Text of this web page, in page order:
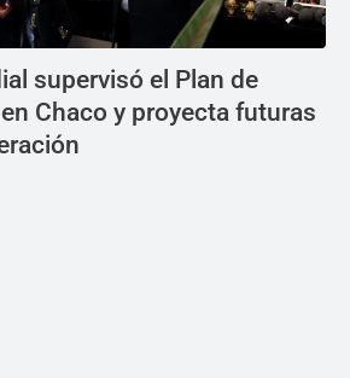
supervisó el Plan de
Chaco y proyecta futuras